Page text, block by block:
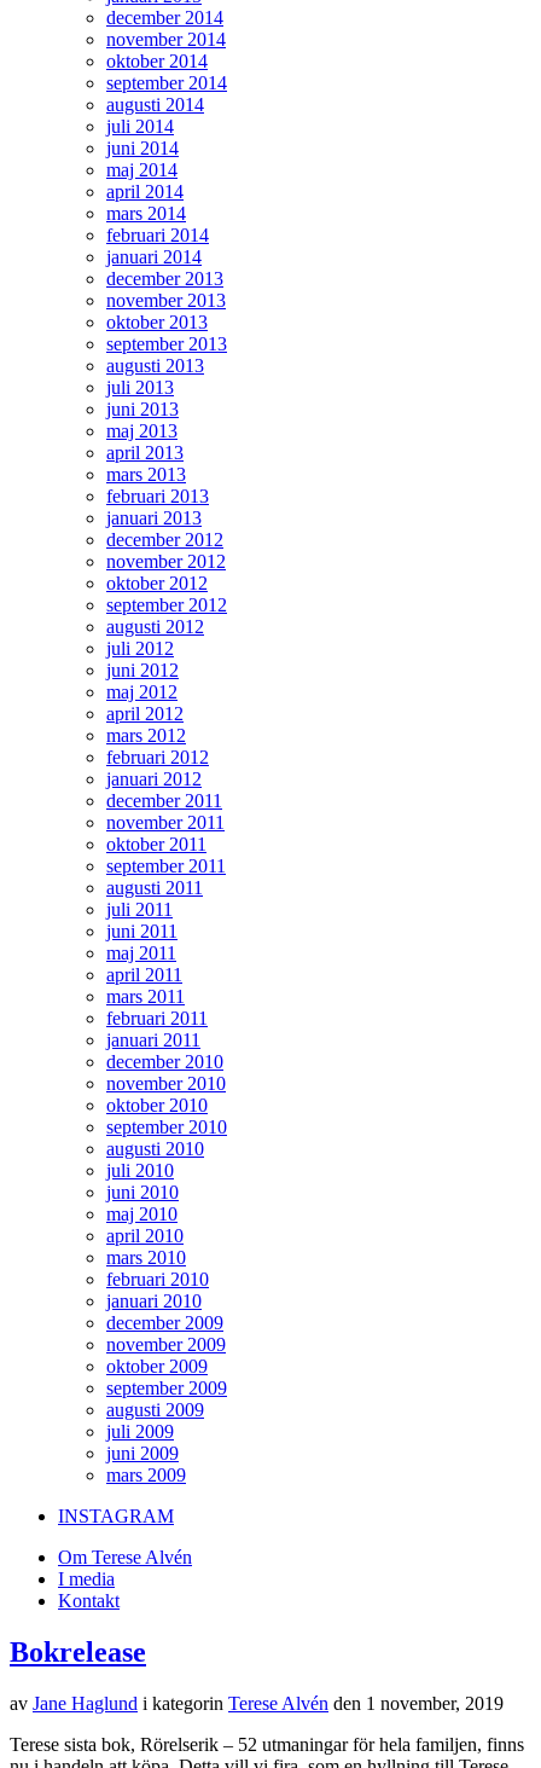
december 2014
november 2014
oktober 2014
september 2014
augusti 2014
juli 2014
juni 2014
maj 2014
april 2014
mars 2014
februari 2014
januari 2014
december 2013
november 2013
oktober 2013
september 2013
augusti 2013
juli 2013
juni 2013
maj 2013
april 2013
mars 2013
februari 2013
januari 2013
december 2012
november 2012
oktober 2012
september 2012
augusti 2012
juli 2012
juni 2012
maj 2012
april 2012
mars 2012
februari 2012
januari 2012
december 2011
november 2011
oktober 2011
september 2011
augusti 2011
juli 2011
juni 2011
maj 2011
april 2011
mars 2011
februari 2011
januari 2011
december 2010
november 2010
oktober 2010
september 2010
augusti 2010
juli 2010
juni 2010
maj 2010
april 2010
mars 2010
februari 2010
januari 2010
december 2009
november 2009
oktober 2009
september 2009
augusti 2009
juli 2009
juni 2009
mars 2009
INSTAGRAM
Om Terese Alvén
I media
Kontakt
Bokrelease
av Jane Haglund i kategorin Terese Alvén den 1 november, 2019
Terese sista bok, Rörelserik – 52 utmaningar för hela familjen, finns